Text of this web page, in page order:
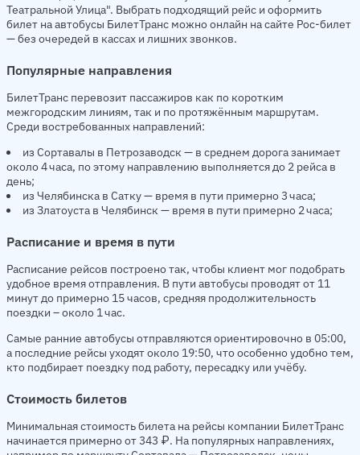
Театральной Улица". Выбрать подходящий рейс и оформить
билет на автобусы БилетТранс можно онлайн на сайте Рос-билет
— без очередей в кассах и лишних звонков.
Популярные направления
БилетТранс перевозит пассажиров как по коротким
межгородским линиям, так и по протяжённым маршрутам.
Среди востребованных направлений:
из Сортавалы в Петрозаводск — в среднем дорога занимает
около 4 часа, по этому направлению выполняется до 2 рейса в
день;
из Челябинска в Сатку — время в пути примерно 3 часа;
из Златоуста в Челябинск — время в пути примерно 2 часа;
Расписание и время в пути
Расписание рейсов построено так, чтобы клиент мог подобрать
удобное время отправления. В пути автобусы проводят от 11
минут до примерно 15 часов, средняя продолжительность
поездки – около 1 час.
Самые ранние автобусы отправляются ориентировочно в 05:00,
а последние рейсы уходят около 19:50, что особенно удобно тем,
кто подбирает поездку под работу, пересадку или учёбу.
Стоимость билетов
Минимальная стоимость билета на рейсы компании БилетТранс
начинается примерно от 343 ₽. На популярных направлениях,